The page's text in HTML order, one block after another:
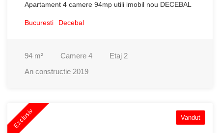
Apartament 4 camere 94mp utili imobil nou DECEBAL
Bucuresti Decebal
94 m² Camere 4 Etaj 2
An constructie 2019
Exclusiv Vandut